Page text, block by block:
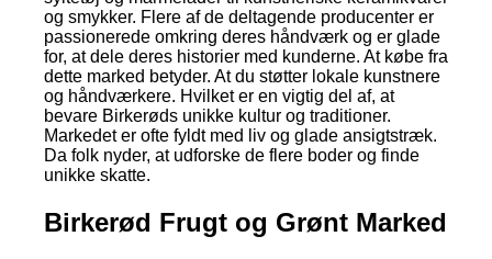
og smykker. Flere af de deltagende producenter er
passionerede omkring deres håndværk og er glade
for, at dele deres historier med kunderne. At købe fra
dette marked betyder. At du støtter lokale kunstnere
og håndværkere. Hvilket er en vigtig del af, at
bevare Birkerøds unikke kultur og traditioner.
Markedet er ofte fyldt med liv og glade ansigtstræk.
Da folk nyder, at udforske de flere boder og finde
unikke skatte.
Birkerød Frugt og Grønt Marked